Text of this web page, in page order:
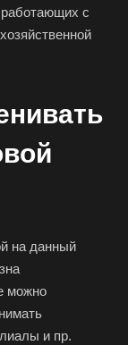
с
на данный
можно
и пр.